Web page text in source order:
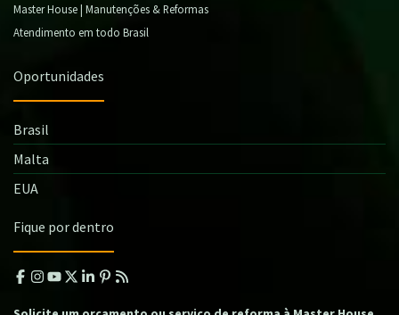
Master House | Manutenções & Reformas
Atendimento em todo Brasil
Oportunidades
Brasil
Malta
EUA
Fique por dentro